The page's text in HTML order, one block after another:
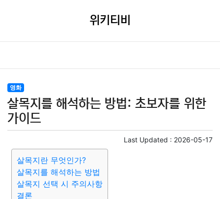
위키티비
영화
살목지를 해석하는 방법: 초보자를 위한
가이드
Last Updated : 2026-05-17
살목지란 무엇인가?
살목지를 해석하는 방법
살목지 선택 시 주의사항
결론